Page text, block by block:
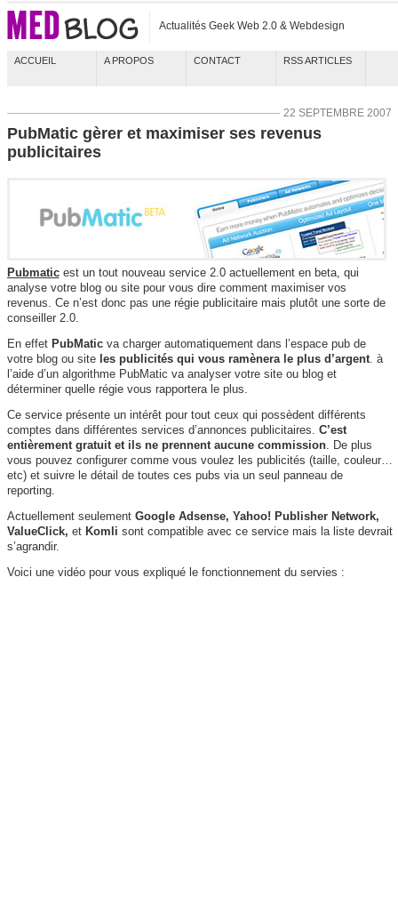
Actualités Geek Web 2.0 & Webdesign
ACCUEIL A PROPOS CONTACT RSS ARTICLES
22 SEPTEMBRE 2007
PubMatic gèrer et maximiser ses revenus
publicitaires
Pubmaticest un tout nouveau service 2.0 actuellement en beta, qui
analyse votre blog ou site pour vous dire comment maximiser vos
revenus. Ce n’est donc pas une régie publicitaire mais plutôt une sorte de
conseiller 2.0.
En effet PubMaticva charger automatiquement dans l’espace pub de
votre blog ou site les publicités qui vous ramènera le plus d’argent. à
l’aide d’un algorithme PubMatic va analyser votre site ou blog et
déterminer quelle régie vous rapportera le plus.
Ce service présente un intérêt pour tout ceux qui possèdent différents
comptes dans différentes services d’annonces publicitaires. C’est
entièrement gratuit et ils ne prennent aucune commission. De plus
vous pouvez configurer comme vous voulez les publicités (taille, couleur…
etc) et suivre le détail de toutes ces pubs via un seul panneau de
reporting.
Actuellement seulement Google Adsense, Yahoo! Publisher Network,
ValueClick, etKomli sont compatible avec ce service mais la liste devrait
s’agrandir.
Voici une vidéo pour vous expliqué le fonctionnement du servies :